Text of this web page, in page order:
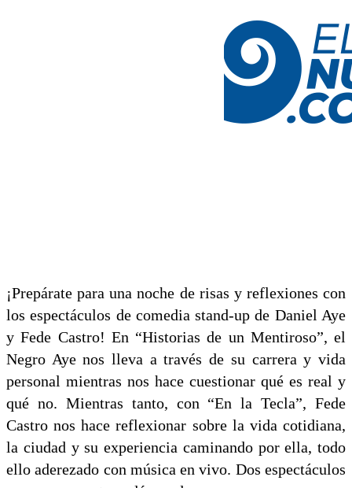
¡Prepárate para una noche de risas y reflexiones con
los espectáculos de comedia stand-up de Daniel Aye
y Fede Castro! En “Historias de un Mentiroso”, el
Negro Aye nos lleva a través de su carrera y vida
personal mientras nos hace cuestionar qué es real y
qué no. Mientras tanto, con “En la Tecla”, Fede
Castro nos hace reflexionar sobre la vida cotidiana,
la ciudad y su experiencia caminando por ella, todo
ello aderezado con música en vivo. Dos espectáculos